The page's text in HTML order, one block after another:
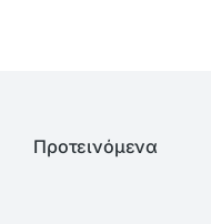
Προτεινόμενα